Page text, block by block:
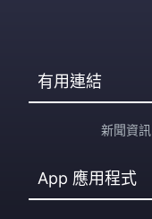
有用連結
新聞資訊
App 應用程式